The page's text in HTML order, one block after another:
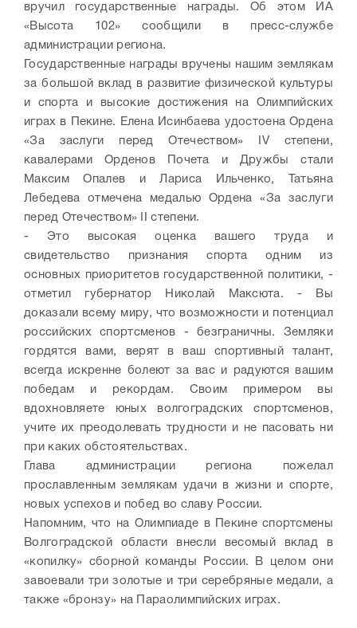
вручил государственные награды. Об этом ИА
«Высота 102» сообщили в пресс-службе
администрации региона.
Государственные награды вручены нашим землякам
за большой вклад в развитие физической культуры
и спорта и высокие достижения на Олимпийских
играх в Пекине. Елена Исинбаева удостоена Ордена
«За заслуги перед Отечеством» IV степени,
кавалерами Орденов Почета и Дружбы стали
Максим Опалев и Лариса Ильченко, Татьяна
Лебедева отмечена медалью Ордена «За заслуги
перед Отечеством» II степени.
- Это высокая оценка вашего труда и
свидетельство признания спорта одним из
основных приоритетов государственной политики, -
отметил губернатор Николай Максюта. - Вы
доказали всему миру, что возможности и потенциал
российских спортсменов - безграничны. Земляки
гордятся вами, верят в ваш спортивный талант,
всегда искренне болеют за вас и радуются вашим
победам и рекордам. Своим примером вы
вдохновляете юных волгоградских спортсменов,
учите их преодолевать трудности и не пасовать ни
при каких обстоятельствах.
Глава администрации региона пожелал
прославленным землякам удачи в жизни и спорте,
новых успехов и побед во славу России.
Напомним, что на Олимпиаде в Пекине спортсмены
Волгоградской области внесли весомый вклад в
«копилку» сборной команды России. В целом они
завоевали три золотые и три серебряные медали, а
также «бронзу» на Параолимпийских играх.